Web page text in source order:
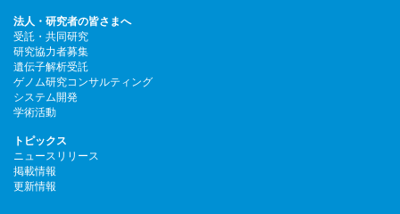
法人・研究者の皆さまへ
受託・共同研究
研究協力者募集
遺伝子解析受託
ゲノム研究コンサルティング
システム開発
学術活動
トピックス
ニュースリリース
掲載情報
更新情報